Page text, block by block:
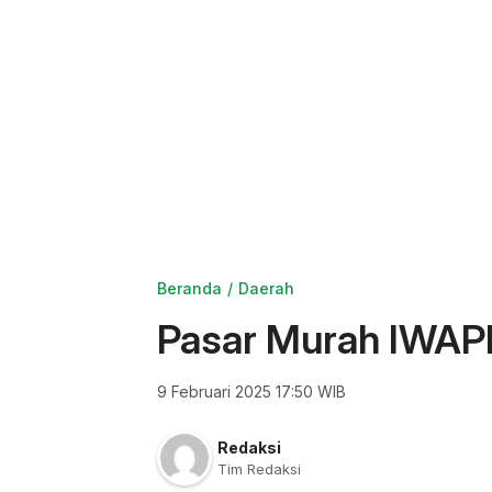
Beranda Daerah
Pasar Murah
9 Februari 2025 17:50 WIB
Redaksi
Tim Redaksi